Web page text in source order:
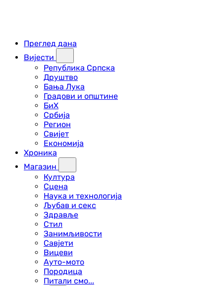
Преглед дана
Вијести
Република Српска
Друштво
Бања Лука
Градови и општине
БиХ
Србија
Регион
Свијет
Економија
Хроника
Магазин
Култура
Сцена
Наука и технологија
Љубав и секс
Здравље
Стил
Занимљивости
Савјети
Вицеви
Ауто-мото
Породица
Питали смо...